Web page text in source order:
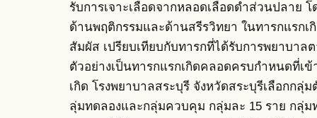
รับการเจาะเลือดจากหลอดเลือดดำส่วนปลาย
ด้านพฤติกรรมและด้านสรีรวิทยา ในทารกแรก
สัมผัส เปรียบเทียบกับทารกที่ได้รับการพยาบา
ตัวอย่างเป็นทารกแรกเกิดคลอดครบกำหนดที่เ
เกิด โรงพยาบาลสระบุรี จังหวัดสระบุรีเลือกกลุ่
ลุ่มทดลองและกลุ่มควบคุม กลุ่มละ 15 ราย กลุ่